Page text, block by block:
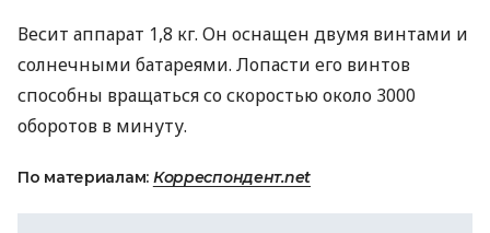
Весит аппарат 1,8 кг. Он оснащен двумя винтами и
солнечными батареями. Лопасти его винтов
способны вращаться со скоростью около 3000
оборотов в минуту.
По материалам: Корреспондент.net